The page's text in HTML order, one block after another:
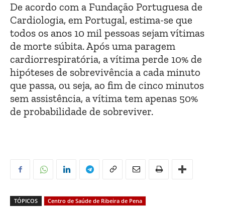
De acordo com a Fundação Portuguesa de
Cardiologia, em Portugal, estima-se que
todos os anos 10 mil pessoas sejam vítimas
de morte súbita. Após uma paragem
cardiorrespiratória, a vítima perde 10% de
hipóteses de sobrevivência a cada minuto
que passa, ou seja, ao fim de cinco minutos
sem assistência, a vítima tem apenas 50%
de probabilidade de sobreviver.
TÓPICOS
Centro de Saúde de Ribeira de Pena